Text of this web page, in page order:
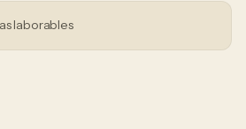
laborables